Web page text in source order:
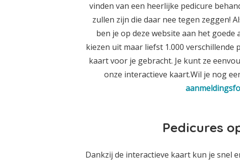
vinden van een heerlijke pedicure
zullen zijn die daar nee tegen zeggen!
ben je op deze website aan het goede
kiezen uit maar liefst 1.000 verschillende
kaart voor je gebracht. Je kunt ze
onze interactieve kaart.Wil je nog
Pedicures
Dankzij de interactieve kaart kun je snel